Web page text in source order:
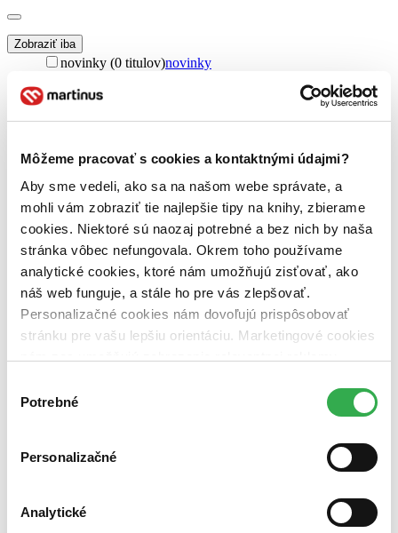
Môžeme pracovať s cookies a kontaktnými údajmi?
Aby sme vedeli, ako sa na našom webe správate, a
mohli vám zobraziť tie najlepšie tipy na knihy, zbierame
cookies. Niektoré sú naozaj potrebné a bez nich by naša
stránka vôbec nefungovala. Okrem toho používame
analytické cookies, ktoré nám umožňujú zisťovať, ako
náš web funguje, a stále ho pre vás zlepšovať.
Personalizačné cookies nám dovoľujú prispôsobovať
stránku pre vašu lepšiu orientáciu. Marketingové cookies
nám pomohlo, keby sme mohli používať všetky tieto
súhlasu
Potrebné
Personalizačné
Analytické
Zobraziť iba
novinky (0 titulov)novinky
pripravujeme (0 titulov)pripravujeme
dostupná (bez vypredaných) (0 titulov)dostupná (bez
vypredaných)
Nové / čítané
nová (0 titulov)nová
čítaná (0 titulov)čítaná
čítaná - výborný stav (0 titulov)
čítaná - výborný stav
čítaná - mierne opotrebovaná (0 titulov)
opotrebovaná
čítané verzie vypredaných kníh (0 titulov)čítané verzie
Bestsellery
Top hodnotené